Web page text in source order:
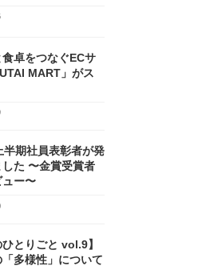
卓をつなぐECサ
MART」がス
半期社員表彰者が発
た 〜金賞受賞者
ュー〜
ひとりごと vol.9】
多様性」について